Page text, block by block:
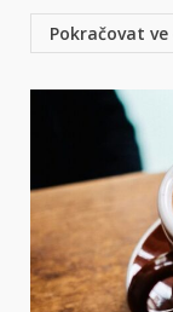
Pokračovat